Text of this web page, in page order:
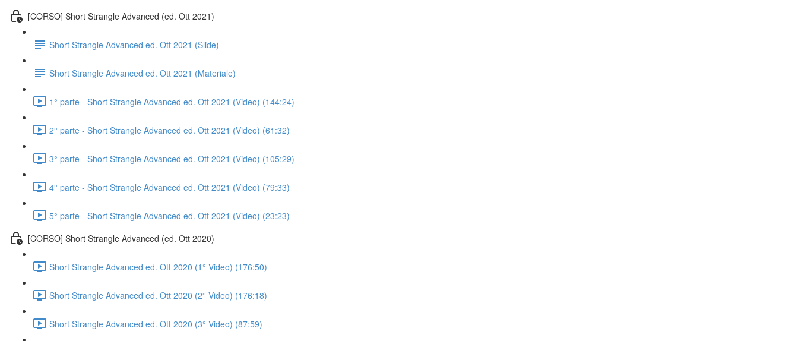
[CORSO] Short Strangle Advanced (ed. Ott 2021)
Short Strangle Advanced ed. Ott 2021 (Slide)
Short Strangle Advanced ed. Ott 2021 (Materiale)
1° parte - Short Strangle Advanced ed. Ott 2021 (Video) (144:24)
2° parte - Short Strangle Advanced ed. Ott 2021 (Video) (61:32)
3° parte - Short Strangle Advanced ed. Ott 2021 (Video) (105:29)
4° parte - Short Strangle Advanced ed. Ott 2021 (Video) (79:33)
5° parte - Short Strangle Advanced ed. Ott 2021 (Video) (23:23)
[CORSO] Short Strangle Advanced (ed. Ott 2020)
Short Strangle Advanced ed. Ott 2020 (1° Video) (176:50)
Short Strangle Advanced ed. Ott 2020 (2° Video) (176:18)
Short Strangle Advanced ed. Ott 2020 (3° Video) (87:59)